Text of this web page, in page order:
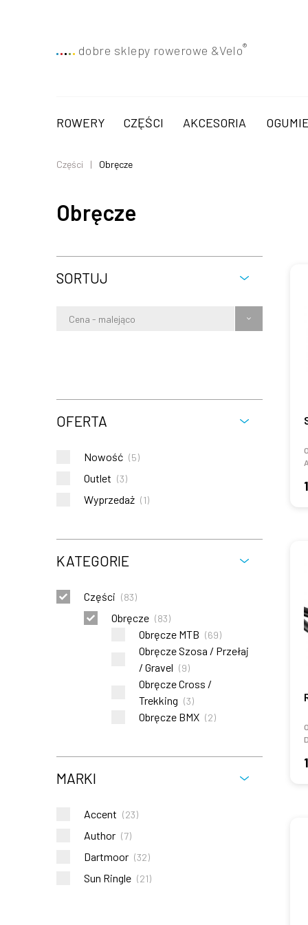
dobre sklepy rowerowe &Velo®
ROWERY CZĘŚCI AKCESORIA
Części Obręcze
Obręcze
SORTUJ
Cena - malejąco
OFERTA
Nowość (5)
Outlet (3)
Wyprzedaż (1)
KATEGORIE
Części (83)
Obręcze (83)
Obręcze MTB (69)
Obręcze Szosa / Przełaj
/ Gravel (9)
Obręcze Cross /
Trekking (3)
Obręcze BMX (2)
MARKI
Accent (23)
Author (7)
Dartmoor (32)
Sun Ringle (21)